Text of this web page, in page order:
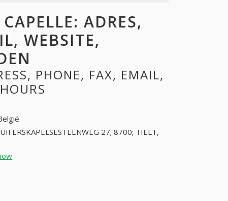
ADRES,
WEBSITE,
PHONE, FAX, EMAIL,
27; 8700; TIELT,